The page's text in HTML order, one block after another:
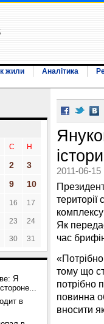
жили Аналітика
С Н
2
3
9
10
16 17
23 24
30 31
Я
в
2011-06-15
Як
час
тому що
потрібно
повинна
вносити